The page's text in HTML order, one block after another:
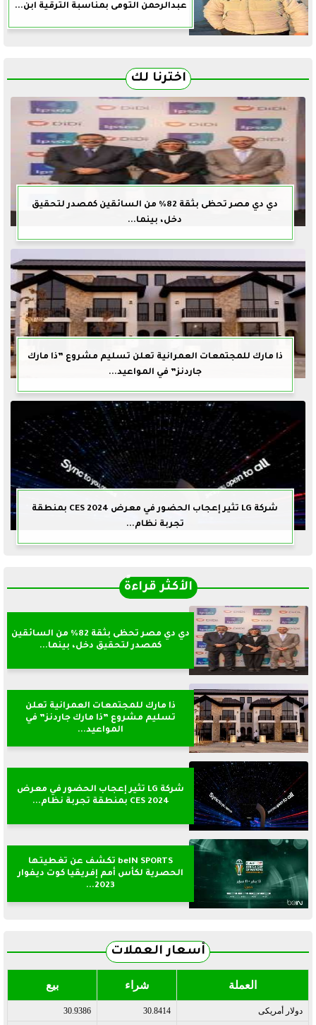
عبدالرحمن التومى بمناسبة الترقية ابن...
اخترنا لك
دي دي مصر تحظى بثقة 82% من السائقين كمصدر لتحقيق
دخل، بينما...
ذا مارك للمجتمعات العمرانية تعلن تسليم مشروع ”ذا مارك
جاردنز” في المواعيد...
شركة LG تثير إعجاب الحضور في معرض CES 2024 بمنطقة
تجربة نظام...
الأكثر قراءةً
دي دي مصر تحظى بثقة 82% من السائقين
كمصدر لتحقيق دخل، بينما...
ذا مارك للمجتمعات العمرانية تعلن
تسليم مشروع ”ذا مارك جاردنز” في
المواعيد...
شركة LG تثير إعجاب الحضور في معرض
CES 2024 بمنطقة تجربة نظام...
beIN SPORTS تكشف عن تغطيتها
الحصرية لكأس أمم إفريقيا كوت ديفوار
2023...
أسعار العملات
العملة شراء بيع
دولار أمريكى 30.8414
30.9386